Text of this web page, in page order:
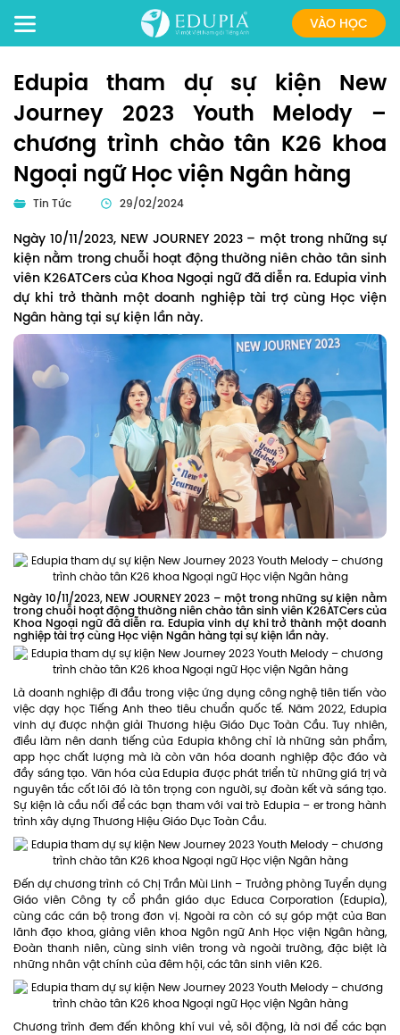
VÀO HỌC
Edupia tham dự sự kiện New
Journey 2023 Youth Melody –
chương trình chào tân K26 khoa
Ngoại ngữ Học viện Ngân hàng
Tin Tức 29/02/2024
Ngày 10/11/2023, NEW JOURNEY 2023 – một trong những sự
kiện nằm trong chuỗi hoạt động thường niên chào tân sinh
viên K26ATCers của Khoa Ngoại ngữ đã diễn ra. Edupia vinh
dự khi trở thành một doanh nghiệp tài trợ cùng Học viện
Ngân hàng tại sự kiện lần này.
Ngày 10/11/2023, NEW JOURNEY 2023 – một trong những sự kiện nằm
trong chuỗi hoạt động thường niên chào tân sinh viên K26ATCers của
Khoa Ngoại ngữ đã diễn ra. Edupia vinh dự khi trở thành một doanh
nghiệp tài trợ cùng Học viện Ngân hàng tại sự kiện lần này.
Là doanh nghiệp đi đầu trong việc ứng dụng công nghệ tiên tiến vào
việc dạy học Tiếng Anh theo tiêu chuẩn quốc tế. Năm 2022, Edupia
vinh dự được nhận giải Thương hiệu Giáo Dục Toàn Cầu. Tuy nhiên,
điều làm nên danh tiếng của Edupia không chỉ là những sản phẩm,
app học chất lượng mà là còn văn hóa doanh nghiệp độc đáo và
đầy sáng tạo. Văn hóa của Edupia được phát triển từ những giá trị và
nguyên tắc cốt lõi đó là tôn trọng con người, sự đoàn kết và sáng tạo.
Sự kiện là cầu nối để các bạn tham với vai trò Edupia – er trong hành
trình xây dựng Thương Hiệu Giáo Dục Toàn Cầu.
Đến dự chương trình có Chị Trần Mùi Linh – Trưởng phòng Tuyển dụng
Giáo viên Công ty cổ phần giáo dục Educa Corporation (Edupia),
cùng các cán bộ trong đơn vị. Ngoài ra còn có sự góp mặt của Ban
lãnh đạo khoa, giảng viên khoa Ngôn ngữ Anh Học viện Ngân hàng,
Đoàn thanh niên, cùng sinh viên trong và ngoài trường, đặc biệt là
những nhân vật chính của đêm hội, các tân sinh viên K26.
Chương trình đem đến không khí vui vẻ, sôi động, là nơi để các bạn